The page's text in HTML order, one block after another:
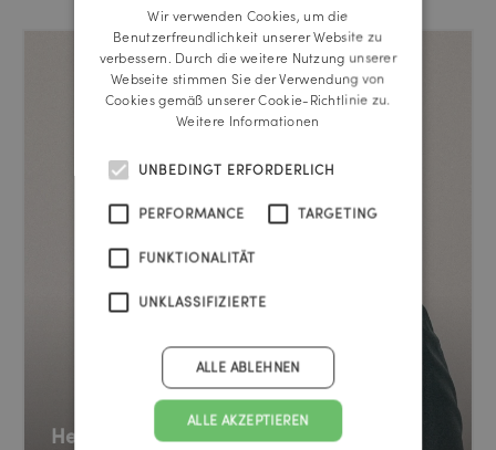
Hermann Gruber
Wir verwenden Cookies, um die
Benutzerfreundlichkeit unserer Website zu
verbessern. Durch die weitere Nutzung unserer
Webseite stimmen Sie der Verwendung von
Cookies gemäß unserer Cookie-Richtlinie zu.
Weitere Informationen
UNBEDINGT ERFORDERLICH
PERFORMANCE TARGETING
FUNKTIONALITÄT
UNKLASSIFIZIERTE
ALLE AKZEPTIEREN
ALLE ABLEHNEN